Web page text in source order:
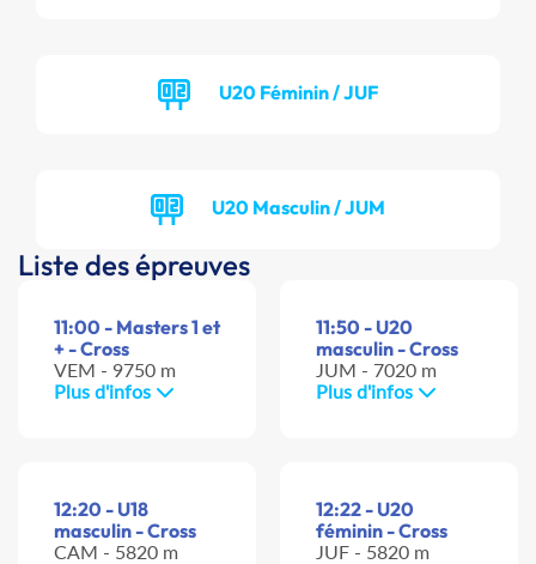
U20 Féminin / JUF
U20 Masculin / JUM
Liste des épreuves
11:00 - Masters 1 et
+ - Cross
VEM - 9750 m
Plus d'infos
11:50 - U20
masculin - Cross
JUM - 7020 m
Plus d'infos
12:20 - U18
masculin - Cross
CAM - 5820 m
12:22 - U20
féminin - Cross
JUF - 5820 m